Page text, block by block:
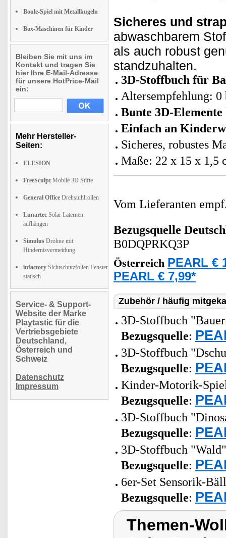
Boule-Spiel mit Metallkugeln
Box-Maschinen für Kinder
Bleiben Sie mit uns im
Kontakt und tragen Sie
hier Ihre E-Mail-Adresse
für unsere HotPrice-Mail
ein:
Mehr Hersteller-
Seiten:
ELESION
FreeSculpt Mobile 3D Stifte
General Office Drehstuhlrollen
Lunartec Solar Laternen
aufhängen
Simulus Drohne mit
Hindernisvermeidung
infactory Sichtschutzfolien Fenster
statisch
Service- & Support-
Website der Marke
Playtastic für die
Vertriebsgebiete
Deutschland,
Österreich und
Schweiz
Datenschutz
Impressum
Sicheres und
abwaschbarem
als auch robust
standzuhalten.
3D-Stoffbuch für
Altersempfehlung: 0
Bunte 3D-Elemente
Einfach an
Sicheres, robustes
Maße: 22 x 15 x 1,5
Vom Lieferanten
Bezugsquelle
B0DQPRKQ3P
Österreich PEARL €
PEARL € 7,99*
Zubehör / häufig
3D-Stoffbuch
Bezugsquelle:
3D-Stoffbuch
Bezugsquelle:
Kinder-Motorik-
Bezugsquelle:
3D-Stoffbuch
Bezugsquelle:
3D-Stoffbuch
Bezugsquelle:
6er-Set Sensorik-
Bezugsquelle:
Themen-